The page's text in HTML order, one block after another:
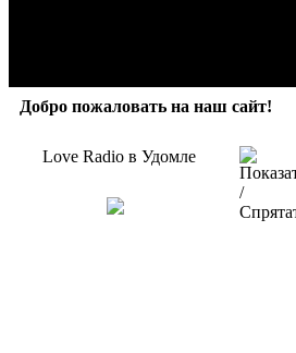
Добро пожаловать на наш сайт!
Love Radio в Удомле